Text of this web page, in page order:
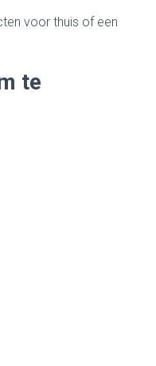
voor thuis of een
te